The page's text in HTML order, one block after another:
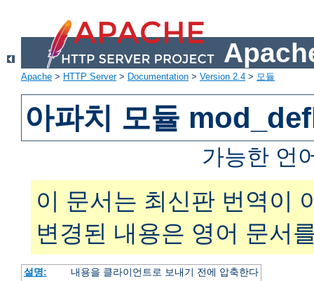
Apache > HTTP Server> Documentation > Version 2.4 > 모듈
아파치 모듈
가능한 언
이 문서는 최신판 번역이
변경된 내용은 영어 문서
설명:
내용을 클라이언트로 보내기 전에 압축한다